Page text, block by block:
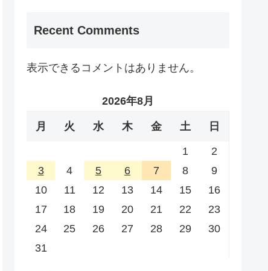
Recent Comments
表示できるコメントはありません。
2026年8月
月 火 水 木 金 土 日
1
2
3
4 5 6 7 8
9
10
11 12 13 14 15
16
17
18 19 20 21 22
23
24
25 26 27 28 29
30
31